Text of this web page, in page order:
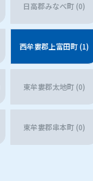
日高郡みなべ町 (0)
西牟婁郡上富田町 (1)
東牟婁郡太地町 (0)
東牟婁郡串本町 (0)